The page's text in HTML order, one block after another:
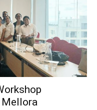
Mellora